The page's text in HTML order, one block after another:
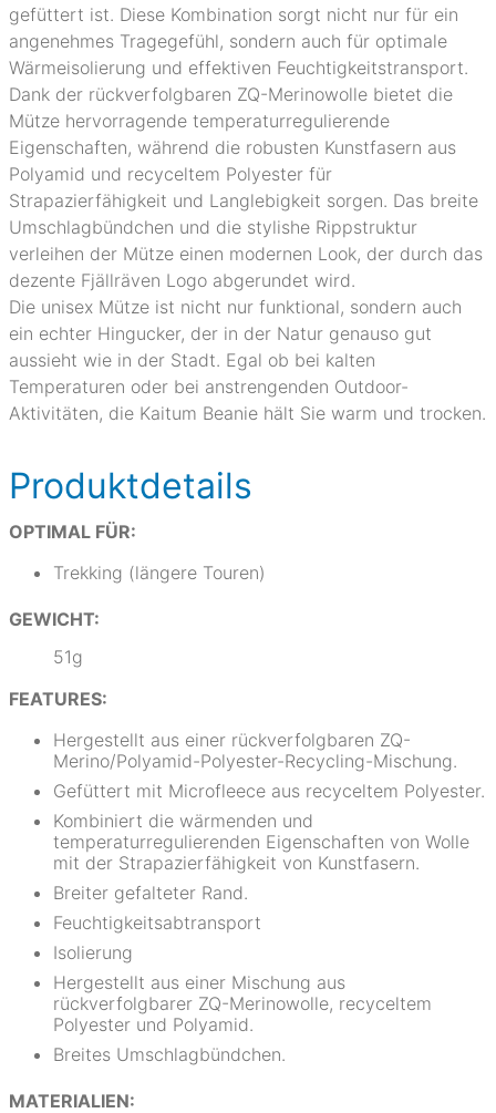
gefüttert ist. Diese Kombination sorgt nicht nur für ein
angenehmes Tragegefühl, sondern auch für optimale
Wärmeisolierung und effektiven Feuchtigkeitstransport.
Dank der rückverfolgbaren ZQ-Merinowolle bietet die
Mütze hervorragende temperaturregulierende
Eigenschaften, während die robusten Kunstfasern aus
Polyamid und recyceltem Polyester für
Strapazierfähigkeit und Langlebigkeit sorgen. Das breite
Umschlagbündchen und die stylishe Rippstruktur
verleihen der Mütze einen modernen Look, der durch das
dezente Fjällräven Logo abgerundet wird.
Die unisex Mütze ist nicht nur funktional, sondern auch
ein echter Hingucker, der in der Natur genauso gut
aussieht wie in der Stadt. Egal ob bei kalten
Temperaturen oder bei anstrengenden Outdoor-
Aktivitäten, die Kaitum Beanie hält Sie warm und trocken.
Produktdetails
OPTIMAL FÜR:
Trekking (längere Touren)
GEWICHT:
51g
FEATURES:
Hergestellt aus einer rückverfolgbaren ZQ-
Merino/Polyamid-Polyester-Recycling-Mischung.
Gefüttert mit Microfleece aus recyceltem Polyester.
Kombiniert die wärmenden und
temperaturregulierenden Eigenschaften von Wolle
mit der Strapazierfähigkeit von Kunstfasern.
Breiter gefalteter Rand.
Feuchtigkeitsabtransport
Isolierung
Hergestellt aus einer Mischung aus
rückverfolgbarer ZQ-Merinowolle, recyceltem
Polyester und Polyamid.
Breites Umschlagbündchen.
MATERIALIEN: